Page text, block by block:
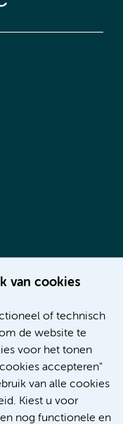
van cookies
of technisch
de website te
voor het tonen
accepteren"
van alle cookies
Kiest u voor
nog functionele en